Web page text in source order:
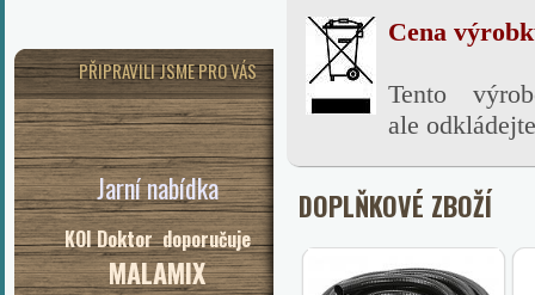
PŘIPRAVILI JSME PRO VÁS
Jarní nabídka
KOI Doktor doporučuje
MALAMIX
Cena
Tento
ale
DOPLŇKOVÉ ZBOŽÍ